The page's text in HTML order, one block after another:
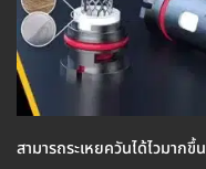
สามารถระเหยควันได้ไวมากขึ้น